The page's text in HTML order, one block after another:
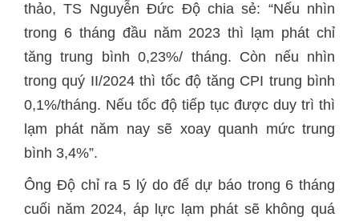
thảo, TS Nguyễn Đức Độ chia sẻ: “Nếu nhìn
trong 6 tháng đầu năm 2023 thì lạm phát chỉ
tăng trung bình 0,23%/ tháng. Còn nếu nhìn
trong quý II/2024 thì tốc độ tăng CPI trung bình
0,1%/tháng. Nếu tốc độ tiếp tục được duy trì thì
lạm phát năm nay sẽ xoay quanh mức trung
bình 3,4%”.
Ông Độ chỉ ra 5 lý do để dự báo trong 6 tháng
cuối năm 2024, áp lực lạm phát sẽ không quá